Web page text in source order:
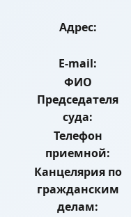
Адрес:
E-mail:
ФИО
Председателя
суда:
Телефон
приемной:
Канцелярия по
гражданским
делам: